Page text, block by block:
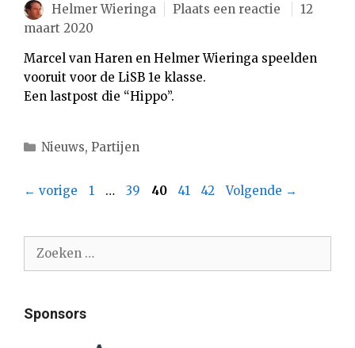
Helmer Wieringa Plaats een reactie
12
maart 2020
Marcel van Haren en Helmer Wieringa speelden
vooruit voor de LiSB 1e klasse.
Een lastpost die “Hippo”.
Categorieën
Nieuws, Partijen
← vorige Pagina
1 … Pagina
39 Pagina
40 Pagina
41 Pagina
42 Volgende →
naar:
Sponsors